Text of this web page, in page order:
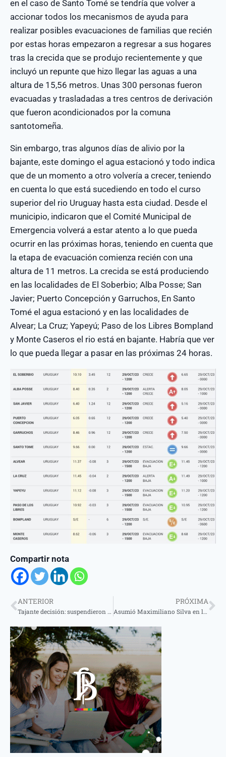
en el caso de Santo Tomé se tendría que volver a
accionar todos los mecanismos de ayuda para
realizar posibles evacuaciones de familias que recién
por estas horas empezaron a regresar a sus hogares
tras la crecida que se produjo recientemente y que
incluyó un repunte que hizo llegar las aguas a una
altura de 15,56 metros. Unas 300 personas fueron
evacuadas y trasladadas a tres centros de derivación
que fueron acondicionados por la comuna
santotomeña.
Sin embargo, tras algunos días de alivio por la
bajante, este domingo el agua estacionó y todo indica
que de un momento a otro volvería a crecer, teniendo
en cuenta lo que está sucediendo en todo el curso
superior del rio Uruguay hasta esta ciudad. Desde el
municipio, indicaron que el Comité Municipal de
Emergencia volverá a estar atento a lo que pueda
ocurrir en las próximas horas, teniendo en cuenta que
la etapa de evacuación comienza recién con una
altura de 11 metros. La crecida se está produciendo
en las localidades de El Soberbio; Alba Posse; San
Javier; Puerto Concepción y Garruchos, En Santo
Tomé el agua estacionó y en las localidades de
Alvear; La Cruz; Yapeyú; Paso de los Libres Bompland
y Monte Caseros el rio está en bajante. Habría que ver
lo que pueda llegar a pasar en las próximas 24 horas.
Compartir nota
ANTERIOR
Tajante decisión: suspendieron la venta de combustibles a ciudadanos extranjeros
PRÓXIMA
Asumió Maximiliano Silva en la Liga Santotomeña y ya se percibe la existencia de operaciones políticas en la gestión.